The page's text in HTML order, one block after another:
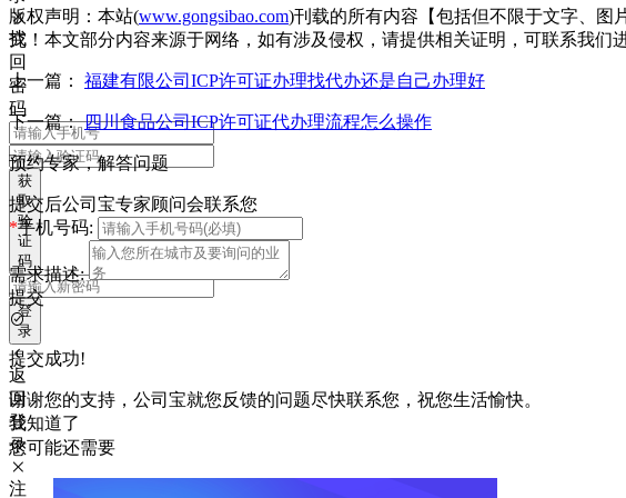
找
回
密
码
获
取
验
证
码
登
录
返
回
登
录
注
版权声明：本站(www.gongsibao.com)刊载的所有内容【包括但不限于文字、图
究！本文部分内容来源于网络，如有涉及侵权，请提供相关证明，可联系我们
上一篇： 福建有限公司ICP许可证办理找代办还是自己办理好
下一篇：四川食品公司ICP许可证代办理流程怎么操作
预约专家，解答问题
提交后公司宝专家顾问会联系您
*手机号码:
需求描述:
提交
提交成功!
谢谢您的支持，公司宝就您反馈的问题尽快联系您，祝您生活愉快。
我知道了
您可能还需要